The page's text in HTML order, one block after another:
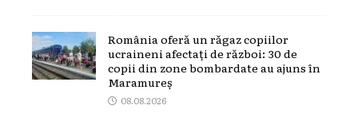
România oferă un răgaz copiilor
ucraineni afectați de război: 30 de
copii din zone bombardate au ajuns în
Maramureș
08.08.2026